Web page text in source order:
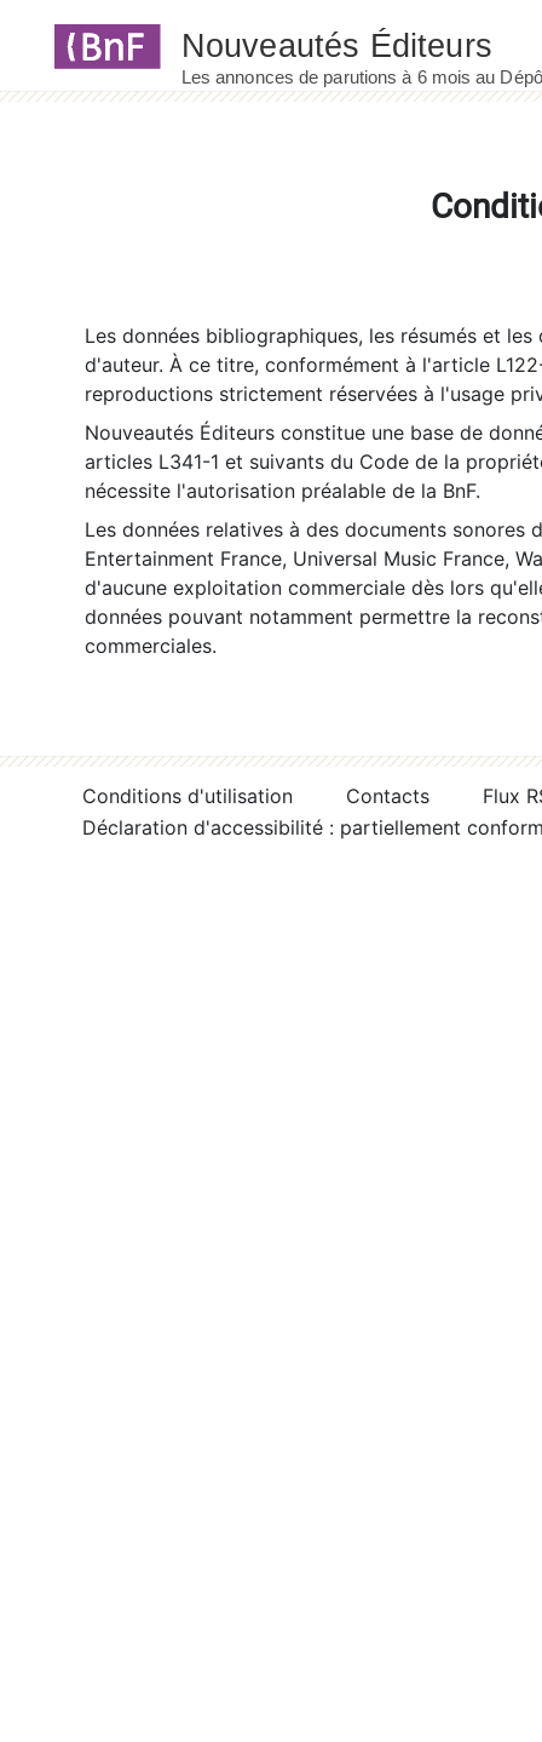
Les données bibliographiques, les résumés et
d'auteur. À ce titre, conformément à l'article
reproductions strictement réservées à l'usage
Nouveautés Éditeurs constitue une base de
articles L341-1 et suivants du Code de la
nécessite l'autorisation préalable de la BnF.
Les données relatives à des documents sonores
Entertainment France, Universal Music France,
d'aucune exploitation commerciale dès lors
données pouvant notamment permettre la
commerciales.
Conditions d'utilisation Contacts
Flux
Déclaration d'accessibilité : partiellement